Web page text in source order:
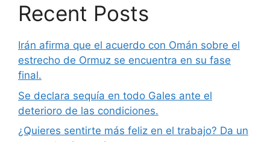
Recent Posts
Irán afirma que el acuerdo con Omán sobre el
estrecho de Ormuz se encuentra en su fase
final.
Se declara sequía en todo Gales ante el
deterioro de las condiciones.
¿Quieres sentirte más feliz en el trabajo? Da un